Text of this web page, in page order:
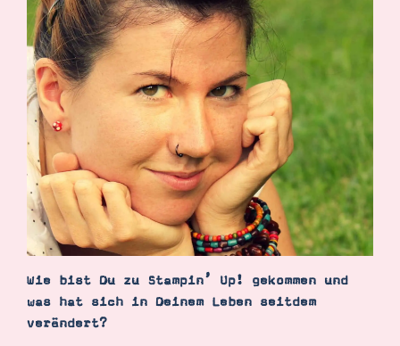
Tipps & Tricks
Ordnungstipps
Wie bist Du zu Stampin’ Up! gekommen und
was hat sich in Deinem Leben seitdem
verändert?